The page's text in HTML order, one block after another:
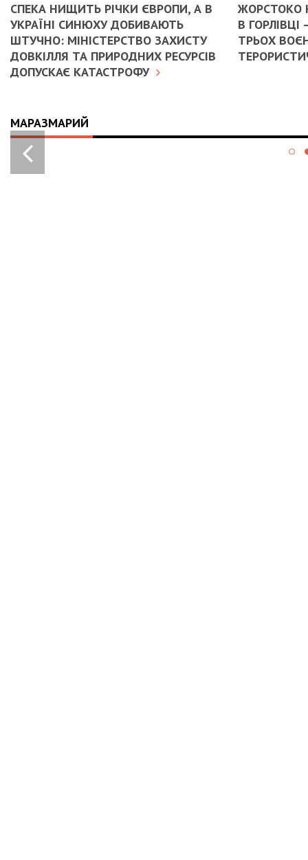
СПЕКА НИЩИТЬ РІЧКИ ЄВРОПИ, А В
УКРАЇНІ СИНЮХУ ДОБИВАЮТЬ
ШТУЧНО: МІНІСТЕРСТВО ЗАХИСТУ
ДОВКІЛЛЯ ТА ПРИРОДНИХ РЕСУРСІВ
ДОПУСКАЄ КАТАСТРОФУ
ЖОРСТОКО
В
ТРЬОХ
МАРАЗМАРИЙ